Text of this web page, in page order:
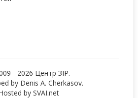
- 2026 Центр ЗIР.
by Denis A. Cherkasov.
by SVAI.net